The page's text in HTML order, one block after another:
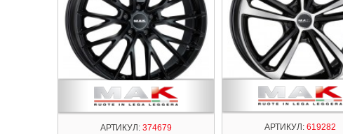
АРТИКУЛ:374679 АРТИКУЛ:619282